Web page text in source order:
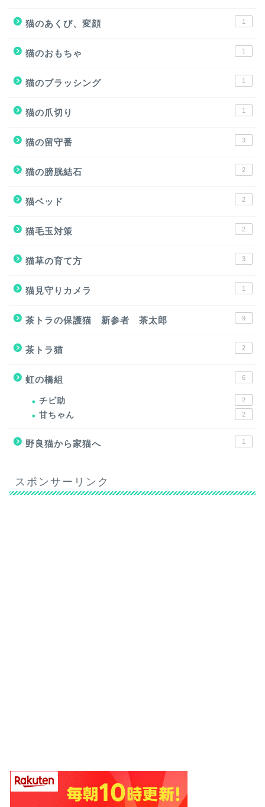
猫のあくび、変顔 1
猫のおもちゃ 1
猫のブラッシング 1
猫の爪切り 1
猫の留守番 3
猫の膀胱結石 2
猫ベッド 2
猫毛玉対策 2
猫草の育て方 3
猫見守りカメラ 1
茶トラの保護猫 新参者 茶太郎 9
茶トラ猫 2
虹の橋組 6
チビ助 2
甘ちゃん 2
野良猫から家猫へ 1
スポンサーリンク